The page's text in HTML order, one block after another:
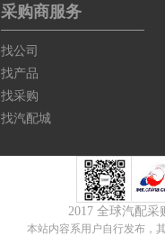
采购商服务
找公司
找产品
找采购
找汽配城
2017 全球汽配
本站内容系用户自行发布，